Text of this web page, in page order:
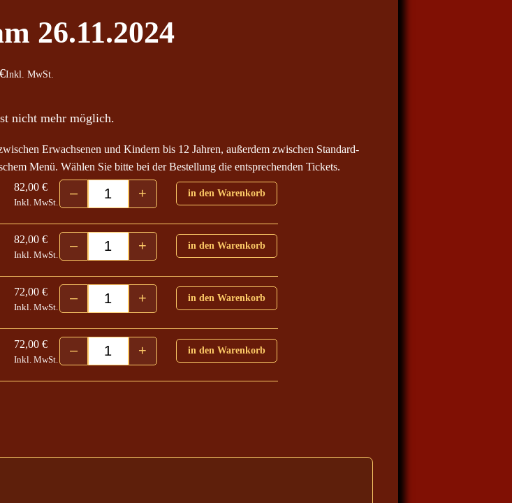
26.11.2024
€P
e
s
s
2
0
Inkl. MwSt.
nicht mehr möglich.
Erwachsenen und Kindern bis 12 Jahren, außerdem zwischen Standard-
Menü. Wählen Sie bitte bei der Bestellung die entsprechenden Tickets.
82,00 €
Inkl. MwSt. Potsdam 26.11.2024 Menge
– + in den Warenkorb
82,00 €
Inkl. MwSt. Potsdam 26.11.2024 Menge
– + in den Warenkorb
72,00 €
Inkl. MwSt. Potsdam 26.11.2024 Menge
– + in den Warenkorb
72,00 €
Inkl. MwSt. Potsdam 26.11.2024 Menge
– + in den Warenkorb